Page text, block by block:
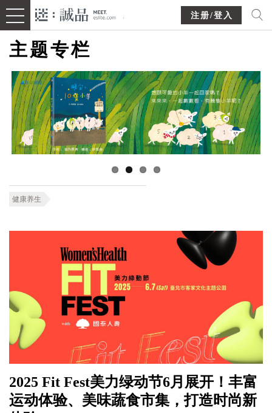
注册/登入
主题专栏
健康养生
2025 Fit Fest美力绿动节6月展开！丰富
运动体验、美味蔬食市集，打造时尚新